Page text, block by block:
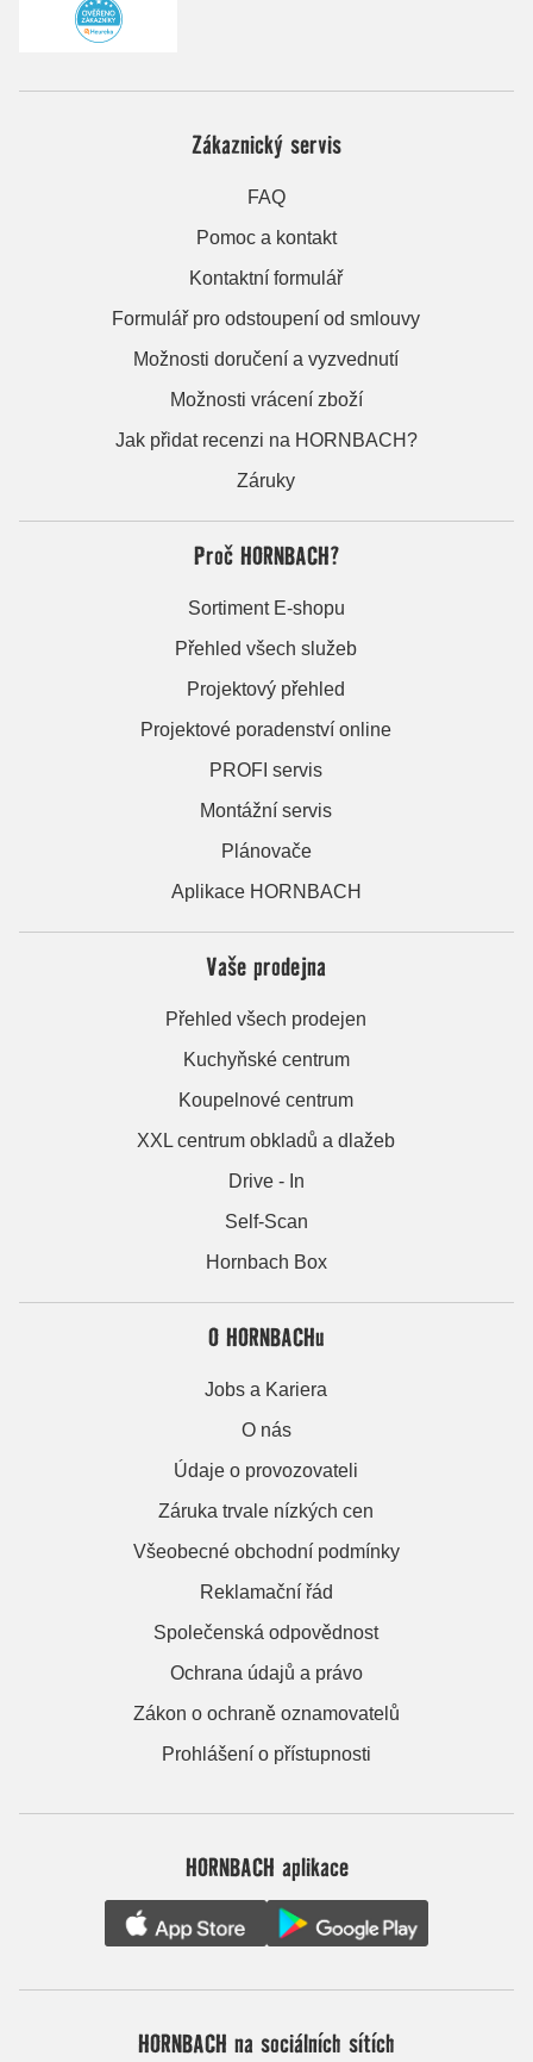
Zákaznický servis
FAQ
Pomoc a kontakt
Kontaktní formulář
Formulář pro odstoupení od smlouvy
Možnosti doručení a vyzvednutí
Možnosti vrácení zboží
Jak přidat recenzi na HORNBACH?
Záruky
Proč HORNBACH?
Sortiment E-shopu
Přehled všech služeb
Projektový přehled
Projektové poradenství online
PROFI servis
Montážní servis
Plánovače
Aplikace HORNBACH
Vaše prodejna
Přehled všech prodejen
Kuchyňské centrum
Koupelnové centrum
XXL centrum obkladů a dlažeb
Drive - In
Self-Scan
Hornbach Box
O HORNBACHu
Jobs a Kariera
O nás
Údaje o provozovateli
Záruka trvale nízkých cen
Všeobecné obchodní podmínky
Reklamační řád
Společenská odpovědnost
Ochrana údajů a právo
Zákon o ochraně oznamovatelů
Prohlášení o přístupnosti
HORNBACH aplikace
HORNBACH na sociálních sítích